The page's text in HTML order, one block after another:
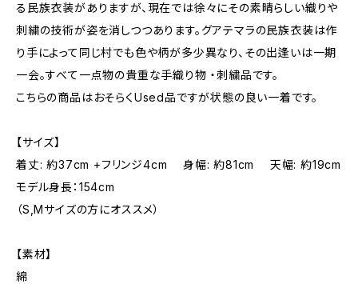
る民族衣装がありますが、現在では徐々にその素晴らしい織りや
刺繍の技術が姿を消しつつあります。グアテマラの民族衣装は作
り手によって同じ村でも色や柄が多少異なり、その出逢いは一期
一会。すべて一点物の貴重な手織り物 ・刺繍品です。
こちらの商品はおそらくUsed品ですが状態の良い一着です。
【サイズ】
着丈: 約37cm +フリンジ4cm 身幅: 約81cm 天幅: 約19cm
モデル身長：154cm
（S,Mサイズの方にオススメ）
【素材】
綿